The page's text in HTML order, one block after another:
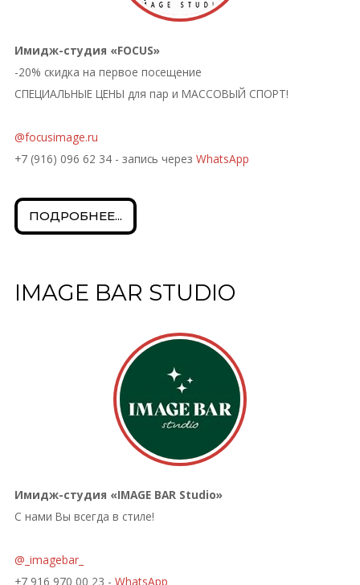
Имидж-студия «FOCUS»
-20% скидка на первое посещение
СПЕЦИАЛЬНЫЕ ЦЕНЫ для пар и МАССОВЫЙ СПОРТ!
@focusimage.ru
+7 (916) 096 62 34 - запись через WhatsApp
ПОДРОБНЕЕ...
IMAGE BAR STUDIO
Имидж-студия «IMAGE BAR Studio»
С нами Вы всегда в стиле!
@_imagebar_
+7 916 970 00 23 - WhatsApp